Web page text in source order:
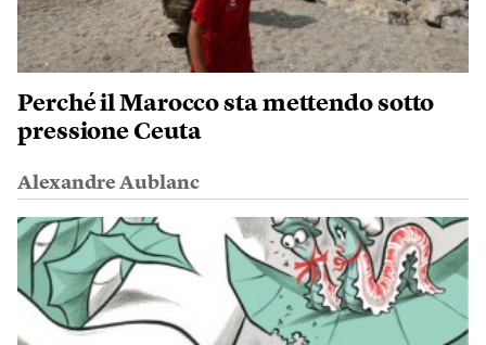
Perché il Marocco sta mettendo sotto
pressione Ceuta
Alexandre Aublanc